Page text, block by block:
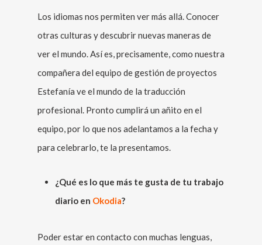
Los idiomas nos permiten ver más allá. Conocer
otras culturas y descubrir nuevas maneras de
ver el mundo. Así es, precisamente, como nuestra
compañera del equipo de gestión de proyectos
Estefanía ve el mundo de la traducción
profesional. Pronto cumplirá un añito en el
equipo, por lo que nos adelantamos a la fecha y
para celebrarlo, te la presentamos.
¿Qué es lo que más te gusta de tu trabajo
diario en Okodia?
Poder estar en contacto con muchas lenguas,